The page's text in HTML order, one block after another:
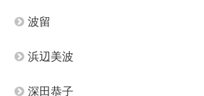
波留
浜辺美波
深田恭子